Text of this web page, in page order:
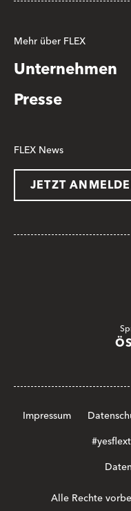
Mehr über FLEX
Unternehmen
Presse
FLEX News
JETZT
Impressum
Alle Rechte